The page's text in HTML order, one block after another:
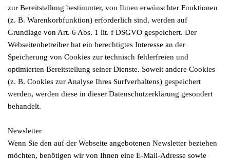
zur Bereitstellung bestimmter, von Ihnen erwünschter Funktionen
(z. B. Warenkorbfunktion) erforderlich sind, werden auf
Grundlage von Art. 6 Abs. 1 lit. f DSGVO gespeichert. Der
Webseitenbetreiber hat ein berechtigtes Interesse an der
Speicherung von Cookies zur technisch fehlerfreien und
optimierten Bereitstellung seiner Dienste. Soweit andere Cookies
(z. B. Cookies zur Analyse Ihres Surfverhaltens) gespeichert
werden, werden diese in dieser Datenschutzerklärung gesondert
behandelt.
Newsletter
Wenn Sie den auf der Webseite angebotenen Newsletter beziehen
möchten, benötigen wir von Ihnen eine E-Mail-Adresse sowie